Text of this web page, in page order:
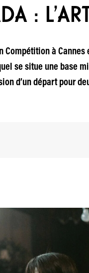
:
Compétition à
se situe une base
d’un départ pour